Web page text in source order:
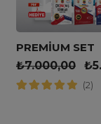
PREMİUM SET
₺7.000,00 ₺
(2)